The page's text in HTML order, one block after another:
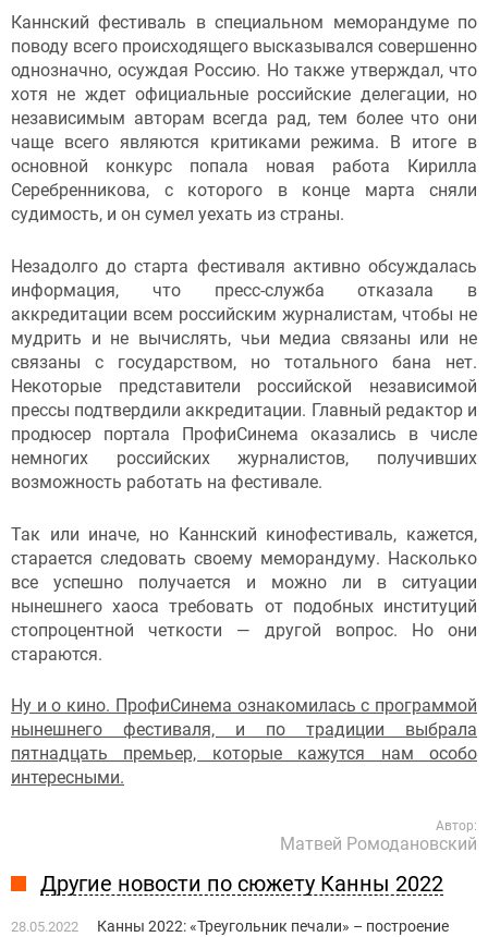
Каннский фестиваль в специальном меморандуме по
поводу всего происходящего высказывался совершенно
однозначно, осуждая Россию. Но также утверждал, что
хотя не ждет официальные российские делегации, но
независимым авторам всегда рад, тем более что они
чаще всего являются критиками режима. В итоге в
основной конкурс попала новая работа Кирилла
Серебренникова, с которого в конце марта сняли
судимость, и он сумел уехать из страны.
Незадолго до старта фестиваля активно обсуждалась
информация, что пресс-служба отказала в
аккредитации всем российским журналистам, чтобы не
мудрить и не вычислять, чьи медиа связаны или не
связаны с государством, но тотального бана нет.
Некоторые представители российской независимой
прессы подтвердили аккредитации. Главный редактор и
продюсер портала ПрофиСинема оказались в числе
немногих российских журналистов, получивших
возможность работать на фестивале.
Так или иначе, но Каннский кинофестиваль, кажется,
старается следовать своему меморандуму. Насколько
все успешно получается и можно ли в ситуации
нынешнего хаоса требовать от подобных институций
стопроцентной четкости — другой вопрос. Но они
стараются.
Ну и о кино. ПрофиСинема ознакомилась с программой
нынешнего фестиваля, и по традиции выбрала
пятнадцать премьер, которые кажутся нам особо
интересными.
Автор:
Матвей Ромодановский
Другие новости по сюжету Канны 2022
28.05.2022
Канны 2022: «Треугольник печали» – построение